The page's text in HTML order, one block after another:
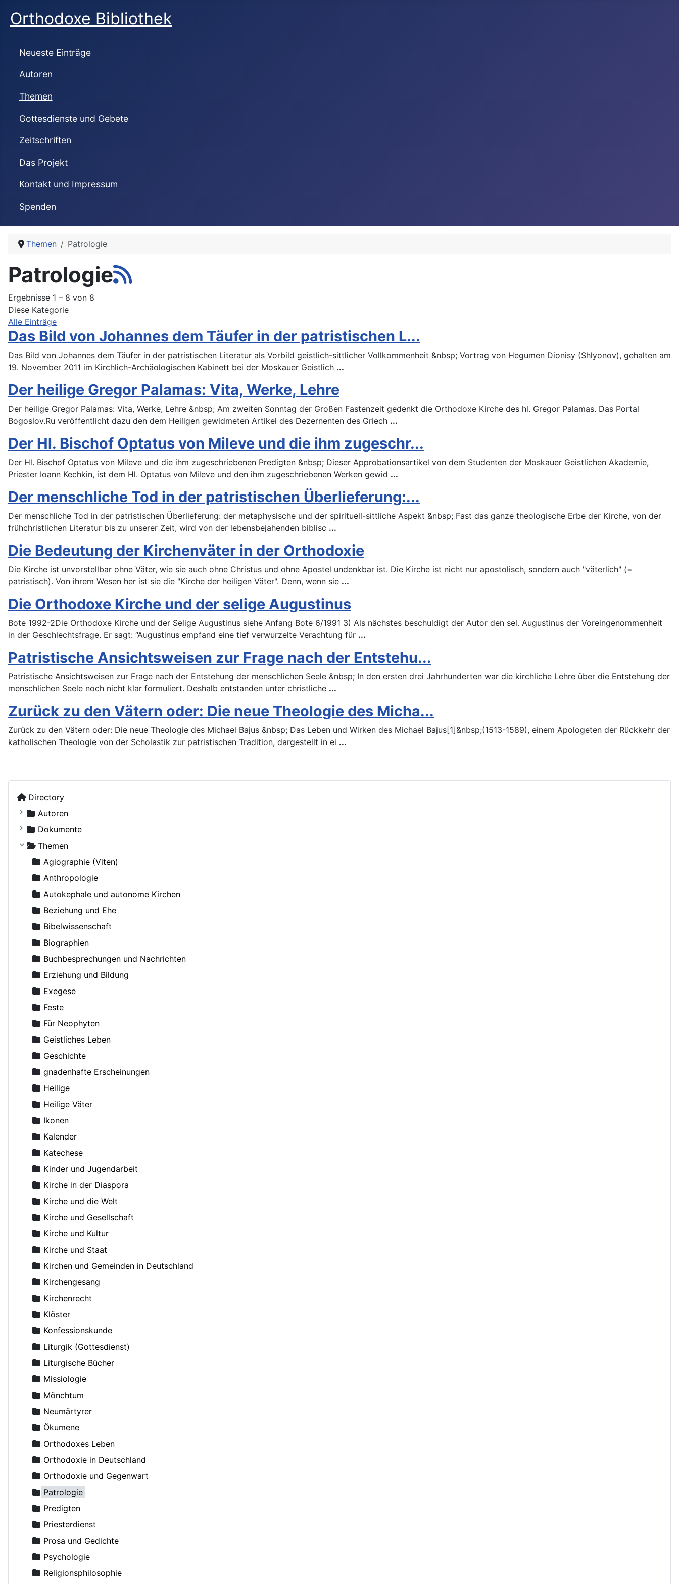
Orthodoxe Bibliothek
Neueste Einträge
Autoren
Themen
Gottesdienste und Gebete
Zeitschriften
Das Projekt
Kontakt und Impressum
Spenden
Directory
Autoren
Kostiuczuk, Jakub, Bischof von Białystok und Gdańsk
Ohne Autor
Adamenko, Natalya
Adrian (Pashin), Hegumen
Agapit (Belowidow), Schemaarchimandrit
Agapit, Bischof von Stuttgart
Aksjutschitz, Viktor
Alexander Schmorell, Märtyrer, Heiliger
Alexander, Erzbischof von Berlin und Deutschland
Alexij II (Ridiger), Patriarch von Moskau
Alexis (van der Mensbrugge), Erzbischof
Alexis (von Meudon), Bischof
Altmann, Rüdiger
Amfilohije (Radovic), Metropolit
Amvrosij (Pogodin), Archimandrit
Anastasius, Metropolit
Andreas von Kreta, Heiliger
Angelina, Nonne
Anghelescu, D.
Anikin, Constantin, Priester
Anthony (Antonij), Metropolit von Sourozh
Anthony (Bloom), Metropolit
Antonij (Chrapovickij), Metropolit
Antonij, Metropolit
Antonius der Große
Antonow, Konstantin, Dr.
Aranicki, Miloje S.
Arseni (Shadanowskij), Bischof
Arseniew, Nikolaus
Artemoff, Nikolai, Erzpriester
Aslanoff, Catherine
Asmussen, Hans, Dr.
Augustinos, Bischof von Elaia
Avdejev, Dmitry
Averky, Erzbischof
Axyonov, Igor, Erzpriester
Backhaus, Ambrosius, Erzpriester
Bakker Michael, Diakon
Balakhnin, Andrey, Diakon
Bashkirov, Vladimir, Erzpriester
Basilios (Grolimund), Archimandrit
Basilius der Große, Erleuchter
Bazarov, I.I., Erzpriester
Becker-Comes, Johannes
Beglov, Alexej
Behr־Sigel, Elisabeth
Benedict (Ghius), Archimandrit
Dokumente
Russische Orthodoxe Kirche
Russische Orthodoxe Kirche im Ausland
Themen
Agiographie (Viten)
Anthropologie
Autokephale und autonome Kirchen
Beziehung und Ehe
Bibelwissenschaft
Biographien
Buchbesprechungen und Nachrichten
Erziehung und Bildung
Exegese
Feste
Für Neophyten
Geistliches Leben
Geschichte
gnadenhafte Erscheinungen
Heilige
Heilige Väter
Ikonen
Kalender
Katechese
Kinder und Jugendarbeit
Kirche in der Diaspora
Kirche und die Welt
Kirche und Gesellschaft
Kirche und Kultur
Kirche und Staat
Kirchen und Gemeinden in Deutschland
Kirchengesang
Kirchenrecht
Klöster
Konfessionskunde
Liturgik (Gottesdienst)
Liturgische Bücher
Missiologie
Mönchtum
Neumärtyrer
Ökumene
Orthodoxes Leben
Orthodoxie in Deutschland
Orthodoxie und Gegenwart
Patrologie
Predigten
Priesterdienst
Prosa und Gedichte
Psychologie
Religionsphilosophie
Themen Patrologie
Patrologie
Ergebnisse 1 – 8 von 8
Diese Kategorie
Alle Einträge
Das Bild von Johannes dem Täufer in der patristischen L...
Das Bild von Johannes dem Täufer in der patristischen Literatur als Vorbild geistlich-sittlicher Vollkommenheit &nbsp; Vortrag von Hegumen Dionisy (Shlyonov), gehalten am
19. November 2011 im Kirchlich-Archäologischen Kabinett bei der Moskauer Geistlich ...
Der heilige Gregor Palamas: Vita, Werke, Lehre
Der heilige Gregor Palamas: Vita, Werke, Lehre &nbsp; Am zweiten Sonntag der Großen Fastenzeit gedenkt die Orthodoxe Kirche des hl. Gregor Palamas. Das Portal
Bogoslov.Ru veröffentlicht dazu den dem Heiligen gewidmeten Artikel des Dezernenten des Griech ...
Der Hl. Bischof Optatus von Mileve und die ihm zugeschr...
Der Hl. Bischof Optatus von Mileve und die ihm zugeschriebenen Predigten &nbsp; Dieser Approbationsartikel von dem Studenten der Moskauer Geistlichen Akademie,
Priester Ioann Kechkin, ist dem Hl. Optatus von Mileve und den ihm zugeschriebenen Werken gewid ...
Der menschliche Tod in der patristischen Überlieferung:...
Der menschliche Tod in der patristischen Überlieferung: der metaphysische und der spirituell-sittliche Aspekt &nbsp; Fast das ganze theologische Erbe der Kirche, von der
frühchristlichen Literatur bis zu unserer Zeit, wird von der lebensbejahenden biblisc ...
Die Bedeutung der Kirchenväter in der Orthodoxie
Die Kirche ist unvorstellbar ohne Väter, wie sie auch ohne Christus und ohne Apostel undenkbar ist. Die Kirche ist nicht nur apostolisch, sondern auch "väterlich" (=
patristisch). Von ihrem Wesen her ist sie die "Kirche der heiligen Väter". Denn, wenn sie ...
Die Orthodoxe Kirche und der selige Augustinus
Bote 1992-2Die Orthodoxe Kirche und der Selige Augustinus siehe Anfang Bote 6/1991 3) Als nächstes beschuldigt der Autor den sel. Augustinus der Voreingenommenheit
in der Geschlechtsfrage. Er sagt: “Augustinus empfand eine tief verwurzelte Verachtung für ...
Patristische Ansichtsweisen zur Frage nach der Entstehu...
Patristische Ansichtsweisen zur Frage nach der Entstehung der menschlichen Seele &nbsp; In den ersten drei Jahrhunderten war die kirchliche Lehre über die Entstehung der
menschlichen Seele noch nicht klar formuliert. Deshalb entstanden unter christliche ...
Zurück zu den Vätern oder: Die neue Theologie des Micha...
Zurück zu den Vätern oder: Die neue Theologie des Michael Bajus &nbsp; Das Leben und Wirken des Michael Bajus[1]&nbsp;(1513-1589), einem Apologeten der Rückkehr der
katholischen Theologie von der Scholastik zur patristischen Tradition, dargestellt in ei ...